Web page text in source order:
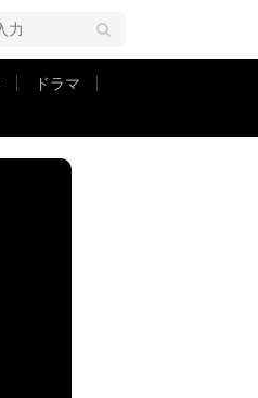
ドラマ